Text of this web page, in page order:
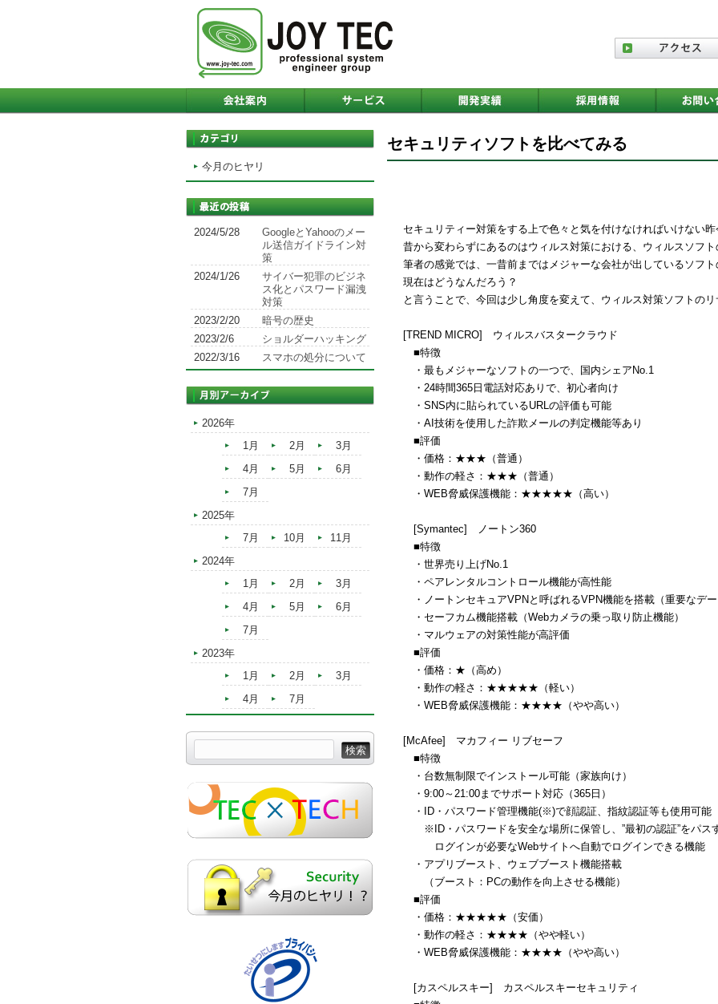
セキュリティソフトを比べてみる
セキュリティー対策をする上で色々と気を付けなければいけない昨
昔から変わらずにあるのはウィルス対策における、ウィルスソフト
筆者の感覚では、一昔前まではメジャーな会社が出しているソフト
現在はどうなんだろう？
と言うことで、今回は少し角度を変えて、ウィルス対策ソフトのリ
[TREND MICRO] ウィルスバスタークラウド
■特徴
・最もメジャーなソフトの一つで、国内シェアNo.1
・24時間365日電話対応ありで、初心者向け
・SNS内に貼られているURLの評価も可能
・AI技術を使用した詐欺メールの判定機能等あり
■評価
・価格：★★★（普通）
・動作の軽さ：★★★（普通）
・WEB脅威保護機能：★★★★★（高い）
[Symantec] ノートン360
■特徴
・世界売り上げNo.1
・ペアレンタルコントロール機能が高性能
・ノートンセキュアVPNと呼ばれるVPN機能を搭載（重要なデー
・セーフカム機能搭載（Webカメラの乗っ取り防止機能）
・マルウェアの対策性能が高評価
■評価
・価格：★（高め）
・動作の軽さ：★★★★★（軽い）
・WEB脅威保護機能：★★★★（やや高い）
[McAfee] マカフィー リブセーフ
■特徴
・台数無制限でインストール可能（家族向け）
・9:00～21:00までサポート対応（365日）
・ID・パスワード管理機能(※)で顔認証、指紋認証等も使用可能
※ID・パスワードを安全な場所に保管し、”最初の認証”をパスす
ログインが必要なWebサイトへ自動でログインできる機能
・アプリブースト、ウェブブースト機能搭載
（ブースト：PCの動作を向上させる機能）
■評価
・価格：★★★★★（安価）
・動作の軽さ：★★★★（やや軽い）
・WEB脅威保護機能：★★★★（やや高い）
[カスペルスキー] カスペルスキーセキュリティ
今月のヒヤリ
2024/5/28
GoogleとYahooのメー
ル送信ガイドライン対
策
2024/1/26
サイバー犯罪のビジネ
ス化とパスワード漏洩
対策
2023/2/20
暗号の歴史
2023/2/6
ショルダーハッキング
2022/3/16
スマホの処分について
2026年
1月
2月
3月
4月
5月
6月
7月
2025年
7月
10月
11月
2024年
1月
2月
3月
4月
5月
6月
7月
2023年
1月
2月
3月
4月
7月